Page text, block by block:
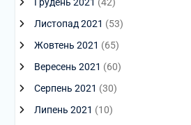
Листопад 2021 (53)
Жовтень 2021 (65)
Вересень 2021 (60)
Серпень 2021 (30)
Липень 2021 (10)